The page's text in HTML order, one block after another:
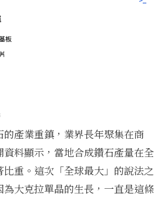
產業重鎮，業界長年聚集在商
料顯示，當地合成鑽石產量在全
重。這次「全球最大」的說法之
大克拉單晶的生長，一直是這條